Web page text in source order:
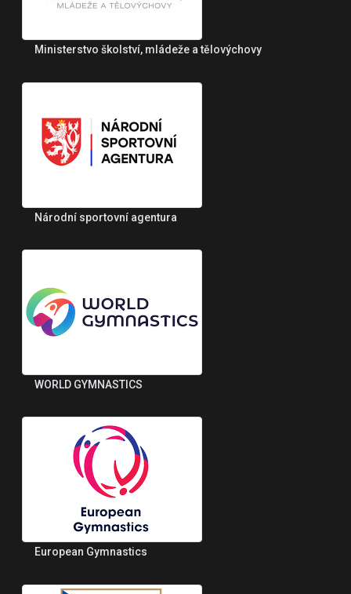
Ministerstvo školství, mládeže a tělovýchovy
Národní sportovní agentura
WORLD GYMNASTICS
European Gymnastics